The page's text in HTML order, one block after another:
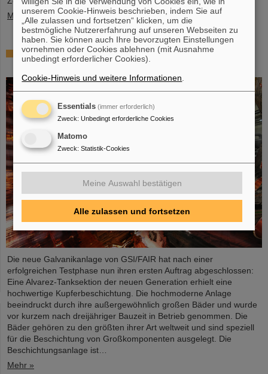
Mehr »
Glänzender Fortschritt: Erste Tanksektion des
neuen Alvarez erfolgreich verkupfert
Die neue Galvanikanlage von GSI/FAIR hat nach einer
erfolgreichen Testphase nun ihren ersten Auftrag abgeschlossen:
Eine Alvarez-Tanksektion der neuen Generation erhielt eine
hochwertige Kupferbeschichtung. Die hochmoderne Anlage
beeindruckt durch ihre außergewöhnlich großen Bäder und wurde
vor kurzem nach dreijähriger Bauzeit in Betrieb genommen. Die
Bäder gehören zu den größten ihrer Art weltweit und sind speziell
für die Beschichtung von Großkomponenten ausgelegt. Die
Beschichtungsanlage ist…
Mehr »
unserem Cookie-Hinweis beschrieben, indem Sie auf
„Alle zulassen und fortsetzen“ klicken, um die
bestmögliche Nutzererfahrung auf unseren Webseiten zu
haben. Sie können auch Ihre bevorzugten Einstellungen
vornehmen oder Cookies ablehnen (mit Ausnahme
unbedingt erforderlicher Cookies).
Cookie-Hinweis und weitere Informationen
Essentials (immer erforderlich)
Zweck: Unbedingt erforderliche Cookies
Matomo
Zweck: Statistik-Cookies
Meine Auswahl bestätigen
Alle zulassen und fortsetzen